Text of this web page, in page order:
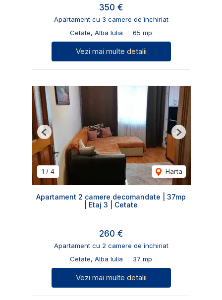
350 €
Apartament cu 3 camere de închiriat
Cetate, Alba Iulia
65 mp
Vezi mai multe detalii
1 / 4 Harta
Previous Next
Apartament 2 camere decomandate | 37mp
| Etaj 3 | Cetate
260 €
Apartament cu 2 camere de închiriat
Cetate, Alba Iulia
37 mp
Vezi mai multe detalii